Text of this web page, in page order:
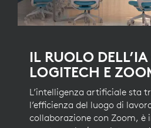
IL RUOLO
LOGITECH E
L’intelligenza artificiale sta
l’efficienza del luogo di
collaborazione con Zoom, è